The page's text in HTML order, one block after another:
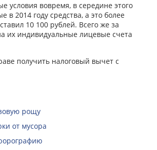
условия вовремя, в середине этого
в 2014 году средства, а это более
10 100 рублей. Всего же за
их индивидуальные лицевые счета
получить налоговый вычет с
рощу
от мусора